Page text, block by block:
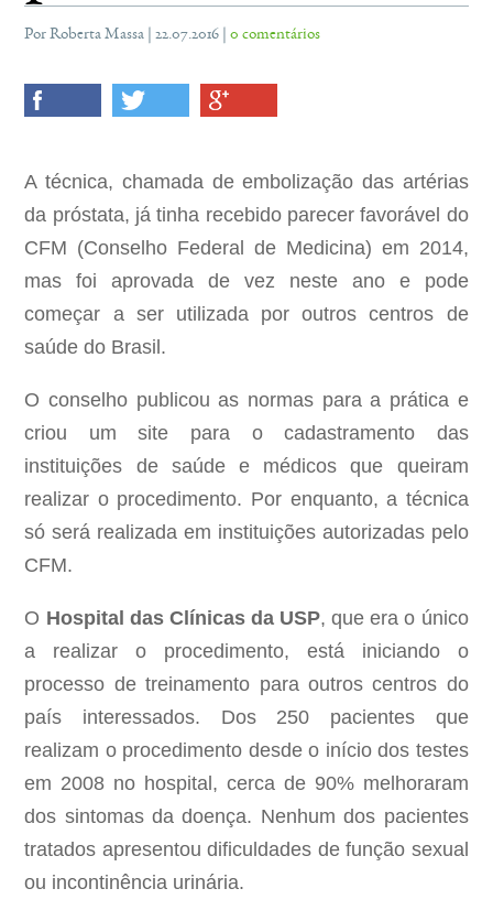
Por Roberta Massa | 22.07.2016 |0 comentários
A técnica, chamada de embolização das artérias
da próstata, já tinha recebido parecer favorável do
CFM (Conselho Federal de Medicina) em 2014,
mas foi aprovada de vez neste ano e pode
começar a ser utilizada por outros centros de
saúde do Brasil.
O conselho publicou as normas para a prática e
criou um site para o cadastramento das
instituições de saúde e médicos que queiram
realizar o procedimento. Por enquanto, a técnica
só será realizada em instituições autorizadas pelo
CFM.
O Hospital das Clínicas da USP, que era o único
a realizar o procedimento, está iniciando o
processo de treinamento para outros centros do
país interessados. Dos 250 pacientes que
realizam o procedimento desde o início dos testes
em 2008 no hospital, cerca de 90% melhoraram
dos sintomas da doença. Nenhum dos pacientes
tratados apresentou dificuldades de função sexual
ou incontinência urinária.